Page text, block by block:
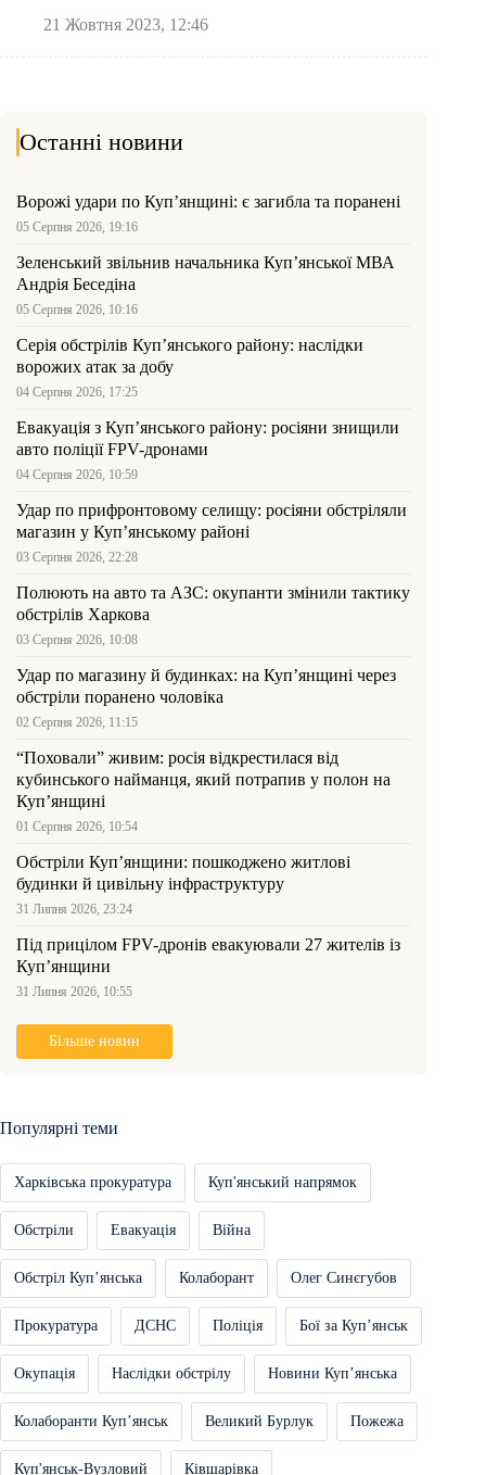
21 Жовтня 2023, 12:46
Останні новини
Ворожі удари по Куп’янщині: є загибла та поранені
05 Серпня 2026, 19:16
Зеленський звільнив начальника Купʼянської МВА
Андрія Беседіна
05 Серпня 2026, 10:16
Серія обстрілів Куп’янського району: наслідки
ворожих атак за добу
04 Серпня 2026, 17:25
Евакуація з Куп’янського району: росіяни знищили
авто поліції FPV-дронами
04 Серпня 2026, 10:59
Удар по прифронтовому селищу: росіяни обстріляли
магазин у Куп’янському районі
03 Серпня 2026, 22:28
Полюють на авто та АЗС: окупанти змінили тактику
обстрілів Харкова
03 Серпня 2026, 10:08
Удар по магазину й будинках: на Куп’янщині через
обстріли поранено чоловіка
02 Серпня 2026, 11:15
“Поховали” живим: росія відкрестилася від
кубинського найманця, який потрапив у полон на
Куп’янщині
01 Серпня 2026, 10:54
Обстріли Куп’янщини: пошкоджено житлові
будинки й цивільну інфраструктуру
31 Липня 2026, 23:24
Під прицілом FPV-дронів евакуювали 27 жителів із
Куп’янщини
31 Липня 2026, 10:55
Більше новин
Популярні теми
Харківська прокуратура Куп'янський напрямок
Обстріли Евакуація Війна
Обстріл Купʼянська Колаборант Олег Синєгубов
Прокуратура ДСНС Поліція Бої за Купʼянськ
Окупація Наслідки обстрілу Новини Купʼянська
Колаборанти Купʼянськ Великий Бурлук Пожежа
Куп'янськ-Вузловий Ківшарівка